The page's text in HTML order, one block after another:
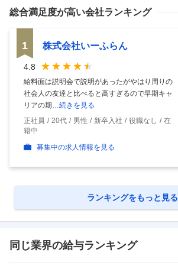
総合満足度が高い会社ランキング
1 株式会社いーふらん
4.8
給料面は説明会で説明があったがやはり周りの
社会人の友達と比べると高すぎるので早期キャ
リアの期 …続きを見る
正社員
20代 男性 新卒入社 役職なし
在
籍中
募集中の求人情報を見る
ランキングをもっと見る
同じ業界の給与ランキング